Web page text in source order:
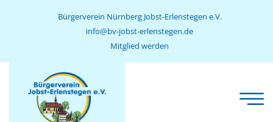
Bürgerverein Nürnberg Jobst-Erlenstegen e.V.
info@bv-jobst-erlenstegen.de
Mitglied werden